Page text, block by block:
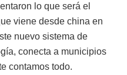
lo que será el
viene desde china en
nuevo sistema de
conecta a municipios
contamos todo.